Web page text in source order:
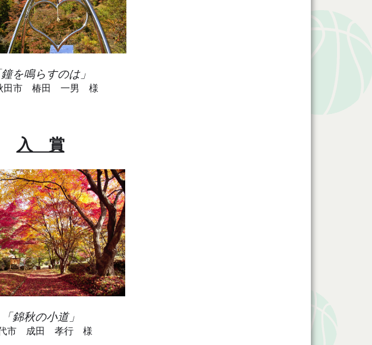
を鳴らすのは」
市 椿田 一男 様
入 賞
「錦秋の小道」
市 成田 孝行 様